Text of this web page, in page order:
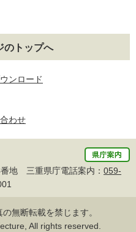
のトップへ
ンロード
わせ
地 三重県庁電話案内： 059-
無断転載を禁じます。
All rights reserved.